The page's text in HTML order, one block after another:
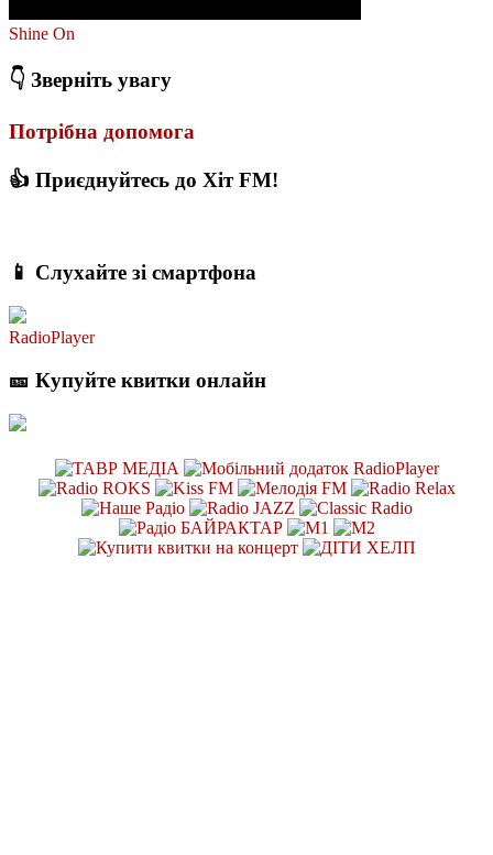
Shine On
👇 Зверніть увагу
Потрібна допомога
👍 Приєднуйтесь до Хіт FM!
📱 Слухайте зі смартфона
RadioPlayer
🎫 Купуйте квитки онлайн